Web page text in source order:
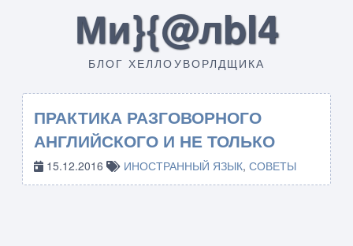
Ми}{@лbI4
БЛОГ ХЕЛЛОУВОРЛДЩИКА
ПРАКТИКА РАЗГОВОРНОГО
АНГЛИЙСКОГО И НЕ ТОЛЬКО
15.12.2016 ИНОСТРАННЫЙ ЯЗЫК, СОВЕТЫ